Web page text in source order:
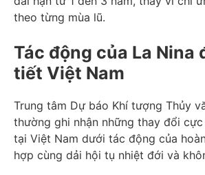
theo từng mùa lũ.
Tác động của La Nina
tiết Việt Nam
Trung tâm Dự báo Khí tượng Thủy
thường ghi nhận những thay đổi
tại Việt Nam dưới tác động của
hợp cùng dải hội tụ nhiệt đới và